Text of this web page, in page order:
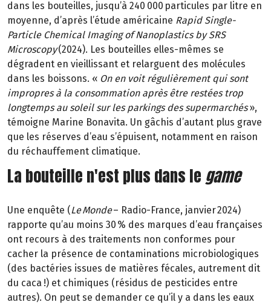
dans les bouteilles, jusqu’à 240 000 particules par litre en
moyenne, d’après l’étude américaine Rapid Single-
Particle Chemical Imaging of Nanoplastics by SRS
Microscopy(2024). Les bouteilles elles-mêmes se
dégradent en vieillissant et relarguent des molécules
dans les boissons. « On en voit régulièrement qui sont
impropres à la consommation après être restées trop
longtemps au soleil sur les parkings des supermarchés»,
témoigne Marine Bonavita. Un gâchis d’autant plus grave
que les réserves d’eau s’épuisent, notamment en raison
du réchauffement climatique.
La bouteille n'est plus dans le game
Une enquête (Le Monde– Radio-France, janvier 2024)
rapporte qu’au moins 30 % des marques d’eau françaises
ont recours à des traitements non conformes pour
cacher la présence de contaminations microbiologiques
(des bactéries issues de matières fécales, autrement dit
du caca !) et chimiques (résidus de pesticides entre
autres). On peut se demander ce qu’il y a dans les eaux